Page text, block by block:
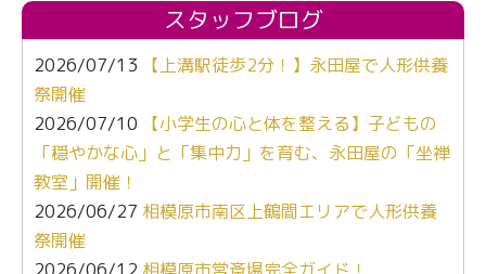
スタッフブログ
2026/07/13
【上溝駅徒歩2分！】永田屋で人形供養
祭開催
2026/07/10
【小学生の心と体を整える】子どもの
「穏やかな心」と「集中力」を育む、永田屋の「坐禅
教室」開催！
2026/06/27 相模原市南区上鶴間エリアで人形供養
祭開催